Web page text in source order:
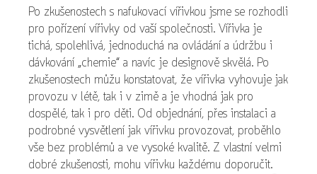
Po zkušenostech s nafukovací vířivkou jsme se rozhodli
pro pořízení vířivky od vaší společnosti. Vířivka je
tichá, spolehlivá, jednoduchá na ovládání a údržbu i
dávkování „chemie“ a navíc je designově skvělá. Po
zkušenostech můžu konstatovat, že vířivka vyhovuje jak
provozu v létě, tak i v zimě a je vhodná jak pro
dospělé, tak i pro děti. Od objednání, přes instalaci a
podrobné vysvětlení jak vířivku provozovat, proběhlo
vše bez problémů a ve vysoké kvalitě. Z vlastní velmi
dobré zkušenosti, mohu vířivku každému doporučit.